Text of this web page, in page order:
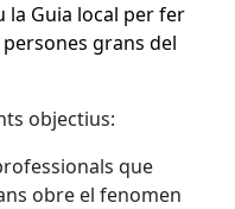
la Guia local per fer
grans del
objectius:
que
obre el fenomen